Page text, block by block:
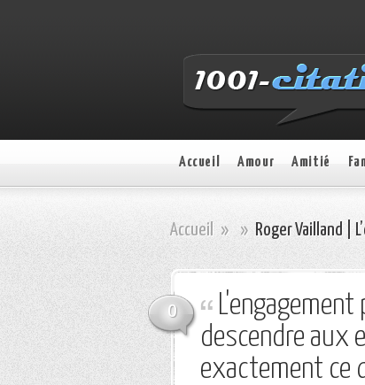
Accueil Amour Amitié
Accueil » » Roger Vailland |
0
descendre aux
exactement ce